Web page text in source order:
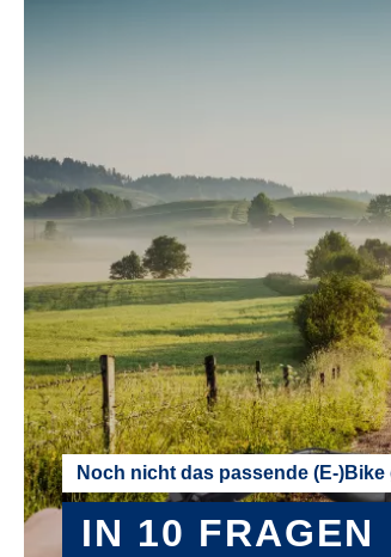
Noch nicht das passende (E-
IN 10 FRAGEN